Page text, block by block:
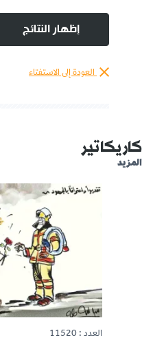
إظهار النتائج
العودة إلى الاستفتاء
كاريكاتير
المزيد
العدد : 11520